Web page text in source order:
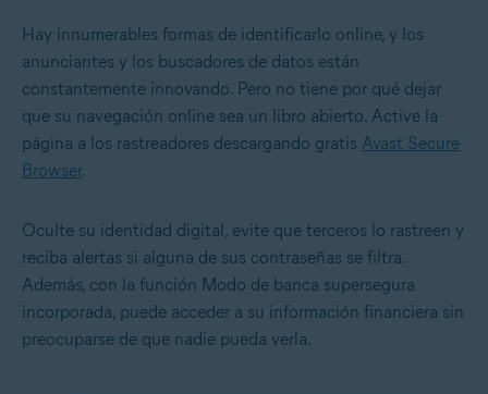
Hay innumerables formas de identificarlo online, y los
anunciantes y los buscadores de datos están
constantemente innovando. Pero no tiene por qué dejar
que su navegación online sea un libro abierto. Active la
página a los rastreadores descargando gratis Avast Secure
Browser.
Oculte su identidad digital, evite que terceros lo rastreen y
reciba alertas si alguna de sus contraseñas se filtra.
Además, con la función Modo de banca supersegura
incorporada, puede acceder a su información financiera sin
preocuparse de que nadie pueda verla.